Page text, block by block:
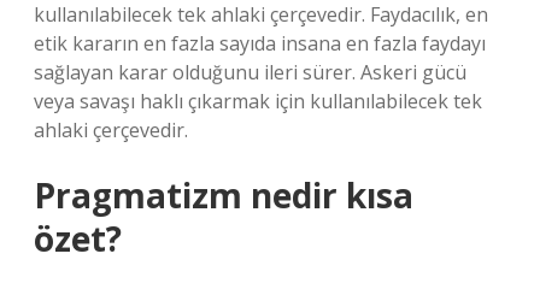
kullanılabilecek tek ahlaki çerçevedir. Faydacılık, en
etik kararın en fazla sayıda insana en fazla faydayı
sağlayan karar olduğunu ileri sürer. Askeri gücü
veya savaşı haklı çıkarmak için kullanılabilecek tek
ahlaki çerçevedir.
Pragmatizm nedir kısa
özet?